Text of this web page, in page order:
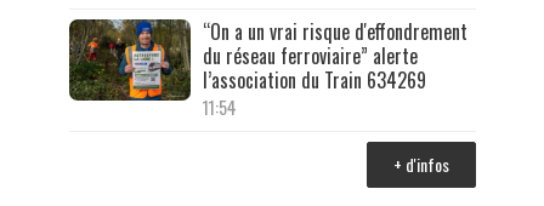
“On a un vrai risque d'effondrement
du réseau ferroviaire” alerte
l’association du Train 634269
11:54
+ d'infos